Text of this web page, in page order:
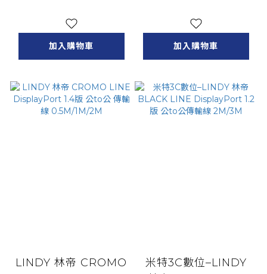
加入購物車 加入購物車
LINDY 林帝 CROMO
米特3C數位–LINDY